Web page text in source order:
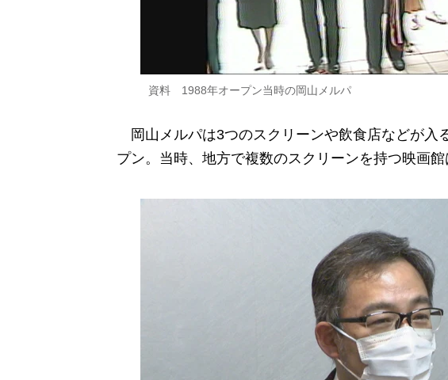
資料 1988年オープン当時の岡山メルパ
岡山メルパは3つのスクリーンや飲食店などが入
プン。当時、地方で複数のスクリーンを持つ映画館